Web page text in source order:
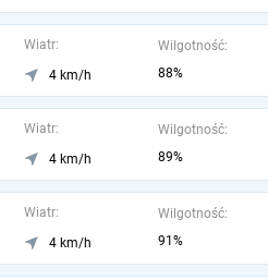
Wiatr:
4 km/h
Wilgotność:
88%
Wiatr:
4 km/h
Wilgotność:
89%
Wiatr:
4 km/h
Wilgotność:
91%